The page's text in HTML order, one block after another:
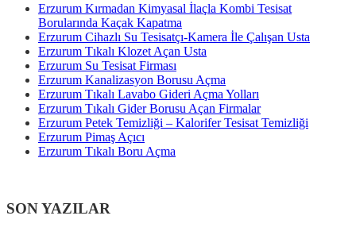
Erzurum Kırmadan Kimyasal İlaçla Kombi Tesisat
Borularında Kaçak Kapatma
Erzurum Cihazlı Su Tesisatçı-Kamera İle Çalışan Usta
Erzurum Tıkalı Klozet Açan Usta
Erzurum Su Tesisat Firması
Erzurum Kanalizasyon Borusu Açma
Erzurum Tıkalı Lavabo Gideri Açma Yolları
Erzurum Tıkalı Gider Borusu Açan Firmalar
Erzurum Petek Temizliği – Kalorifer Tesisat Temizliği
Erzurum Pimaş Açıcı
Erzurum Tıkalı Boru Açma
SON YAZILAR